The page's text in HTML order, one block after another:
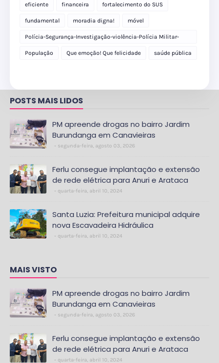
eficiente financeira fortalecimento do SUS
fundamental moradia digna! móvel
Polícia-Segurança-Investigação-violência-Polícia Militar-
delegacia
População Que emoção! Que felicidade saúde pública
POSTS MAIS LIDOS
PM apreende drogas no bairro Jardim
Burundanga em Canavieiras
segunda-feira, agosto 03, 2026
Ferlu consegue implantação e extensão
de rede elétrica para Anuri e Arataca
quarta-feira, abril 10, 2024
Santa Luzia: Prefeitura municipal adquire
nova Escavadeira Hidráulica
quarta-feira, abril 10, 2024
MAIS VISTO
PM apreende drogas no bairro Jardim
Burundanga em Canavieiras
segunda-feira, agosto 03, 2026
Ferlu consegue implantação e extensão
de rede elétrica para Anuri e Arataca
quarta-feira, abril 10, 2024